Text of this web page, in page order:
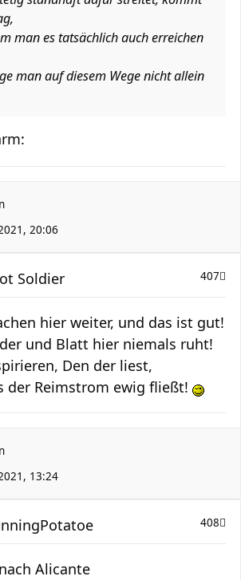
man es tatsächlich auch erreichen
man auf diesem Wege nicht allein
20:06
407
Soldier
hier weiter, und das ist gut!
und Blatt hier niemals ruht!
Den der liest,
der Reimstrom ewig fließt!
13:24
408
Alicante